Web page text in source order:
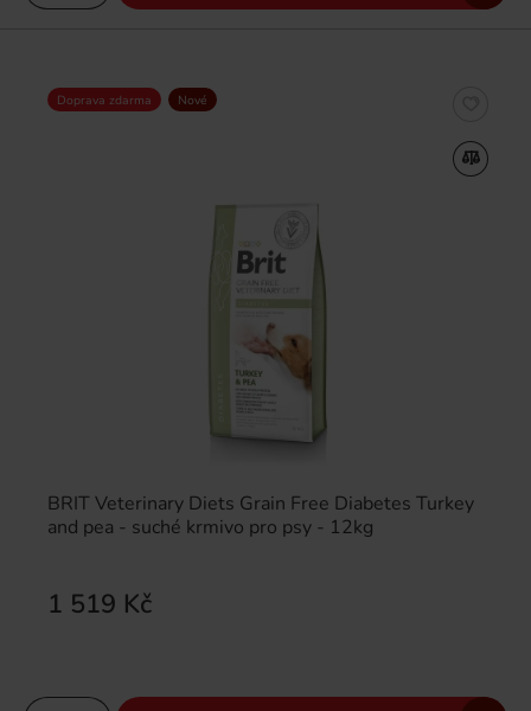
BRIT Veterinary Diets Grain Free Diabetes Turkey
and pea - suché krmivo pro psy - 12kg
1 519 Kč
Doprava zdarma Nové